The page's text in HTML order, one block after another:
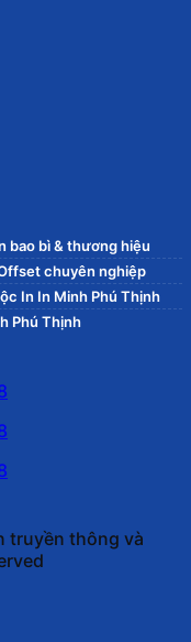
bao bì & thương hiệu
chuyên nghiệp
In In Minh Phú Thịnh
Phú Thịnh
truyền thông và